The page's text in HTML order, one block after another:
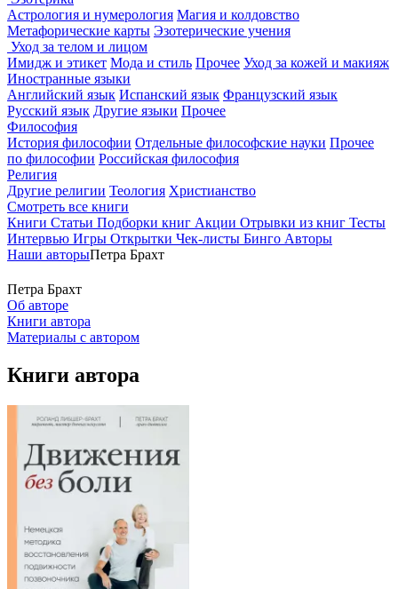
Астрология и нумерология Магия и колдовство
Метафорические карты Эзотерические учения
Уход за телом и лицом
Имидж и этикет Мода и стиль Прочее Уход за кожей и макияж
Иностранные языки
Английский язык Испанский язык Французский язык
Русский язык Другие языки Прочее
Философия
История философии Отдельные философские науки Прочее
по философии Российская философия
Религия
Другие религии Теология Христианство
Смотреть все книги
Книги Статьи Подборки книг Акции Отрывки из книг Тесты
Интервью Игры Открытки Чек-листы Бинго Авторы
Наши авторыПетра Брахт
Петра Брахт
Об авторе
Книги автора
Материалы с автором
Книги автора